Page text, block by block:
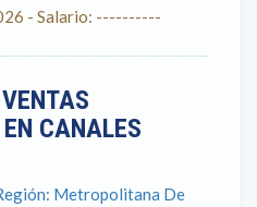
- Salario: ----------
CANALES
Metropolitana De